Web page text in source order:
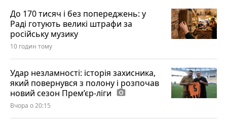
До 170 тисяч і без попереджень: у
Раді готують великі штрафи за
російську музику
10 годин тому
Удар незламності: історія захисника,
який повернувся з полону і розпочав
новий сезон Прем’єр-ліги photo_camera
Вчора о 20:15